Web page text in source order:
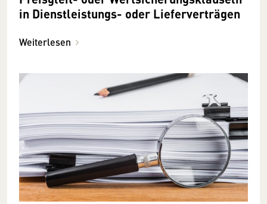
in Dienstleistungs- oder Lieferverträgen
Weiterlesen